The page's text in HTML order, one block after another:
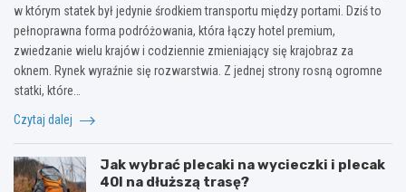
w którym statek był jedynie środkiem transportu między portami. Dziś to
pełnoprawna forma podróżowania, która łączy hotel premium,
zwiedzanie wielu krajów i codziennie zmieniający się krajobraz za
oknem. Rynek wyraźnie się rozwarstwia. Z jednej strony rosną ogromne
statki, które…
Czytaj dalej
Jak wybrać plecaki na wycieczki i plecak
40l na dłuższą trasę?